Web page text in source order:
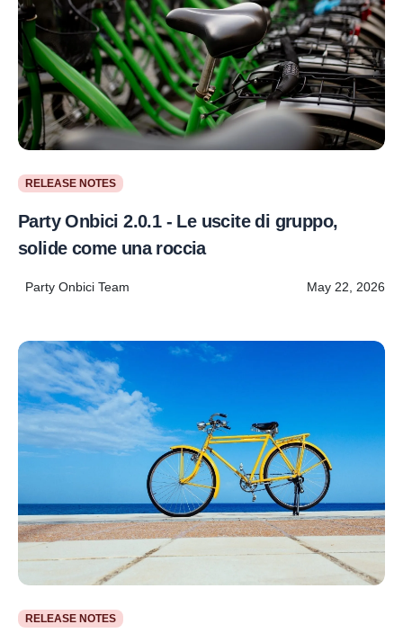
RELEASE NOTES
Party Onbici 2.0.1 - Le uscite di gruppo,
solide come una roccia
Party Onbici Team May 22, 2026
RELEASE NOTES